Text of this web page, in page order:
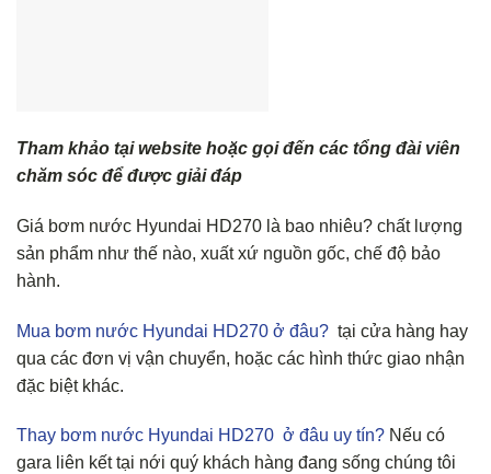
Tham khảo tại website hoặc gọi đến các tổng đài viên
chăm sóc để được giải đáp
Giá bơm nước Hyundai HD270 là bao nhiêu? chất lượng
sản phẩm như thế nào, xuất xứ nguồn gốc, chế độ bảo
hành.
Mua bơm nước Hyundai HD270 ở đâu? tại cửa hàng hay
qua các đơn vị vận chuyển, hoặc các hình thức giao nhận
đặc biệt khác.
Thay bơm nước Hyundai HD270 ở đâu uy tín? Nếu có
gara liên kết tại nới quý khách hàng đang sống chúng tôi